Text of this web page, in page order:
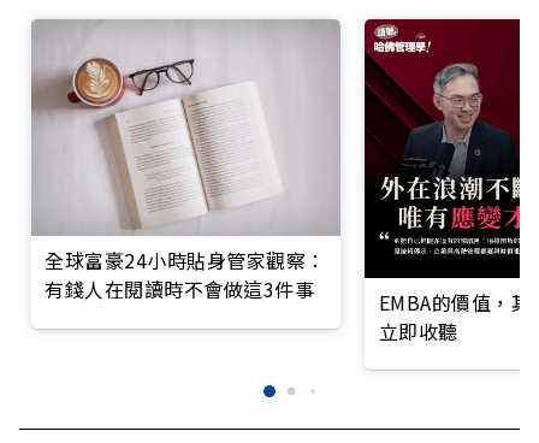
全球富豪24小時貼身管家觀察：
有錢人在閱讀時不會做這3件事
EMBA的價值，
立即收聽